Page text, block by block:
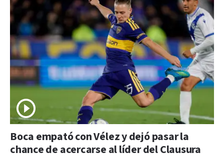
Boca empató con Vélez y dejó pasar la
chance de acercarse al líder del Clausura